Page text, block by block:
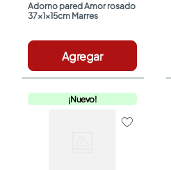
Adorno pared Amor rosado
37x1x15cm Marres
Agregar
¡Nuevo!